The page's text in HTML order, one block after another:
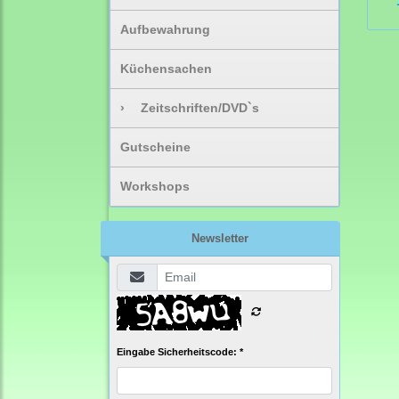
Aufbewahrung
Küchensachen
› Zeitschriften/DVD`s
Gutscheine
Workshops
Newsletter
Eingabe Sicherheitscode: *